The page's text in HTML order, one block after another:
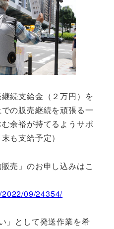
続支給金（２万円）を
の販売継続を頑張る一
余裕が持てるようサポ
も支給予定）
売」のお申し込みはこ
09/24354/
」として発送作業を希